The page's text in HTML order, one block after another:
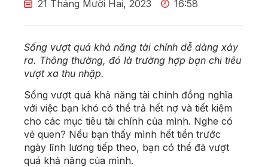
21 Tháng Mười Hai, 2023 16:58
Sống vượt quá khả năng tài chính dễ dàng xảy
ra. Thông thường, đó là trường hợp bạn chi tiêu
vượt xa thu nhập.
Sống vượt quá khả năng tài chính đồng nghĩa
với việc bạn khó có thể trả hết nợ và tiết kiệm
cho các mục tiêu tài chính của mình. Nghe có
vẻ quen? Nếu bạn thấy mình hết tiền trước
ngày lĩnh lương tiếp theo, bạn có thể đã vượt
quá khả năng của mình.